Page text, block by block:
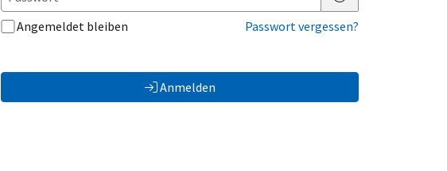
Passwort anzeigen
Angemeldet bleiben
Passwort vergessen?
Anmelden